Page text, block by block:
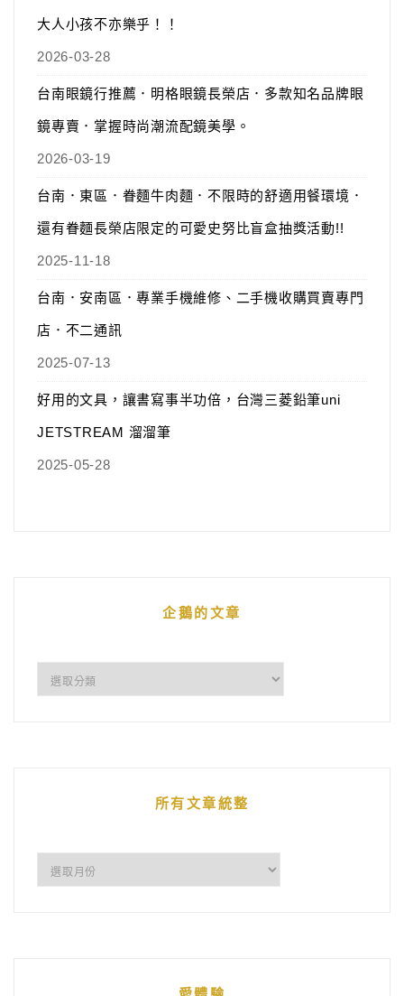
大人小孩不亦樂乎！！
2026-03-28
台南眼鏡行推薦．明格眼鏡長榮店．多款知名品牌眼
鏡專賣．掌握時尚潮流配鏡美學。
2026-03-19
台南．東區．眷麵牛肉麵．不限時的舒適用餐環境．
還有眷麵長榮店限定的可愛史努比盲盒抽獎活動!!
2025-11-18
台南．安南區．專業手機維修、二手機收購買賣專門
店．不二通訊
2025-07-13
好用的文具，讓書寫事半功倍，台灣三菱鉛筆uni
JETSTREAM 溜溜筆
2025-05-28
企鵝的文章
所有文章統整